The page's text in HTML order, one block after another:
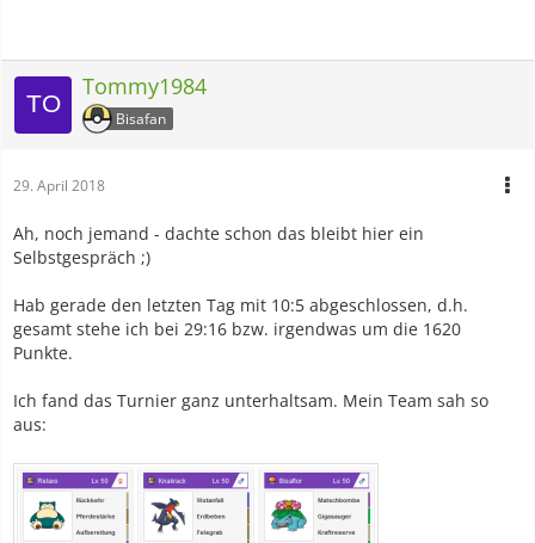
Tommy1984
Bisafan
29. April 2018
Ah, noch jemand - dachte schon das bleibt hier ein
Selbstgespräch ;)
Hab gerade den letzten Tag mit 10:5 abgeschlossen, d.h.
gesamt stehe ich bei 29:16 bzw. irgendwas um die 1620
Punkte.
Ich fand das Turnier ganz unterhaltsam. Mein Team sah so
aus: